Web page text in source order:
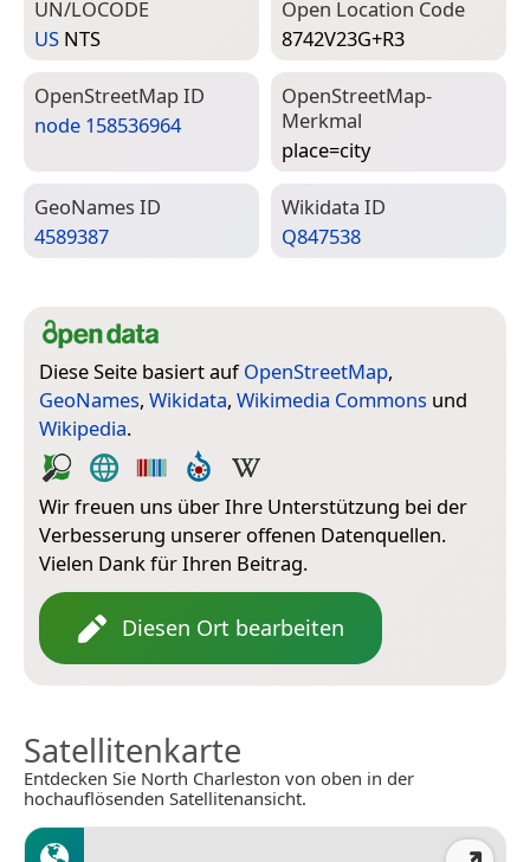
UN/LOCODE
US NTS
Open Location Code
8742V23G+R3
Open­Street­Map ID
node 158536964
Open­Street­Map-
Merkmal
place=­city
Geo­Names ID
4589387
Wiki­data ID
Q847538
Diese Seite basiert aufOpenStreetMap,
GeoNames, Wikidata, Wikimedia Commons und
Wikipedia.
Wir freuen uns über Ihre Unterstützung bei der
Verbesserung unserer offenen Datenquellen.
Vielen Dank für Ihren Beitrag.
Diesen Ort bearbeiten
Satellitenkarte
Entdecken Sie North Charleston von oben in der
hochauflösenden Satellitenansicht.